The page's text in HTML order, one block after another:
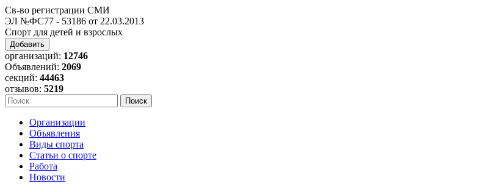
Св-во регистрации СМИ
ЭЛ №ФС77 - 53186 от 22.03.2013
Спорт для детей и взрослых
Добавить
организаций: 12746
Объявлений: 2069
секций: 44463
отзывов: 5219
Организации
Объявления
Виды спорта
Статьи о спорте
Работа
Новости